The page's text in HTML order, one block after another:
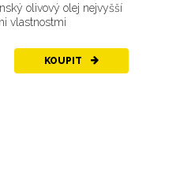
olivový olej nejvyšší
vlastnostmi
KOUPIT